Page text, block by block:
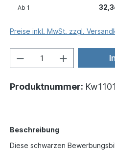
Ab 1
Preise inkl. MwSt. zzgl.
Produktnummer:
Beschreibung
Diese schwarzen